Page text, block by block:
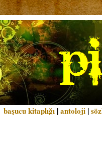
başucu kitaplığı |antoloji |